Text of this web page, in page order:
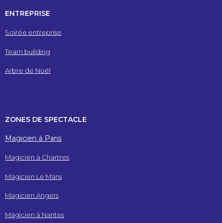
ENTREPRISE
Soirée entreprise
Team building
Arbre de Noël
ZONES DE SPECTACLE
Magicien à Paris
Magicien à Chartres
Magicien Le Mans
Magicien Angers
Magicien à Nantes